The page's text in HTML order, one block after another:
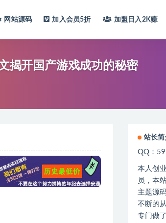
网站源码 加入会员5折 加盟日入2K赚
揭开国产游戏成功的秘密
站长简
QQ：
本人创业
员，本
主题源
不断的
专门做